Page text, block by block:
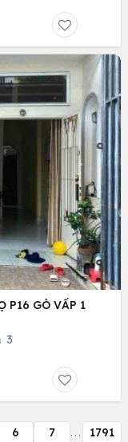
P16 GÒ VẤP 1
3
6 7 ... 1791